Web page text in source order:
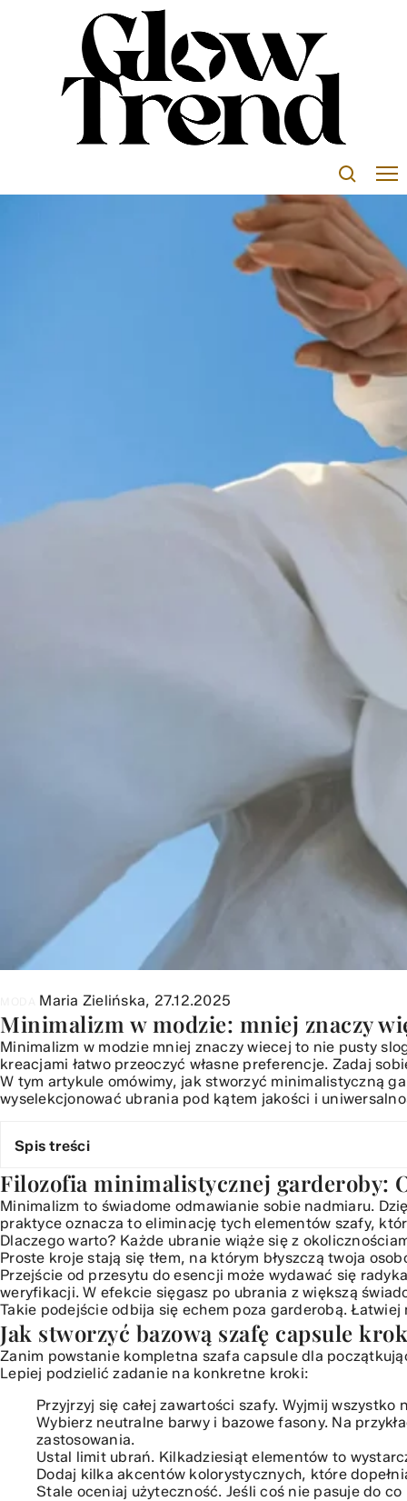
Maria Zielińska, 27.12.2025
Minimalizm w modzie: mniej znaczy
Minimalizm w modzie mniej znaczy wiecej to nie pusty
kreacjami łatwo przeoczyć własne preferencje. Zadaj
W tym artykule omówimy, jak stworzyć minimalistyczną
wyselekcjonować ubrania pod kątem jakości i
Spis treści
Filozofia minimalistycznej garderoby: Od przesytu do
Jak stworzyć bazową szafę capsule krok po kroku
Sztuka doboru dodatków w minimalistycznym wydaniu
Zrównoważony minimalizm: Ekologia i etyka w ubraniach
Podsumowanie: Długofalowe korzyści stylu less is more
Filozofia minimalistycznej garderoby:
Minimalizm to świadome odmawianie sobie nadmiaru.
praktyce oznacza to eliminację tych elementów szafy,
Dlaczego warto? Każde ubranie wiąże się z
Proste kroje stają się tłem, na którym błyszczą twoja
Przejście od przesytu do esencji może wydawać się
weryfikacji. W efekcie sięgasz po ubrania z większą
Takie podejście odbija się echem poza garderobą.
Jak stworzyć bazową szafę capsule
Zanim powstanie kompletna szafa capsule dla
Lepiej podzielić zadanie na konkretne kroki:
Przyjrzyj się całej zawartości szafy. Wyjmij
Wybierz neutralne barwy i bazowe fasony. Na
zastosowania.
Ustal limit ubrań. Kilkadziesiąt elementów to
Dodaj kilka akcentów kolorystycznych, które
Stale oceniaj użyteczność. Jeśli coś nie pasuje do